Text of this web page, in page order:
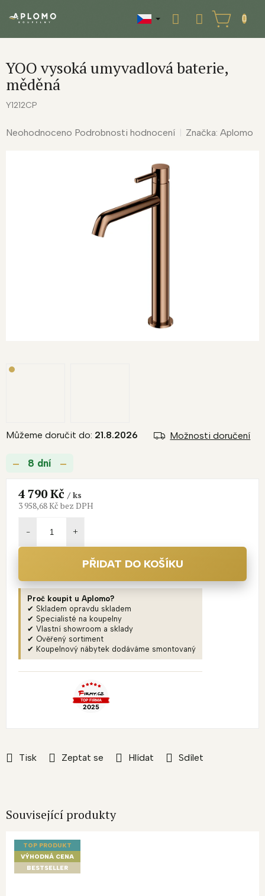
NÁKUPNÍ
KOŠÍK
YOO vysoká umyvadlová baterie,
měděná
Y1212CP
Průměrné
Neohodnoceno Podrobnosti hodnocení Značka: Aplomo
8 dní
Můžeme doručit do: 21.8.2026 Možnosti doručení
Tisk Zeptat se Hlídat Sdílet
4 790 Kč/ ks
3 958,68 Kč bez DPH
PŘIDAT DO KOŠÍKU
Proč koupit u Aplomo?
✔ Skladem opravdu skladem
✔ Specialisté na koupelny
✔ Vlastní showroom a sklady
✔ Ověřený sortiment
✔ Koupelnový nábytek dodáváme smontovaný
Související produkty
TOP PRODUKT
VÝHODNÁ CENA
BESTSELLER